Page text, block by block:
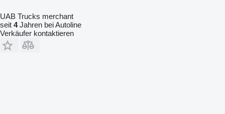
UAB Trucks merchant
seit 4Jahren bei Autoline
Verkäufer kontaktieren